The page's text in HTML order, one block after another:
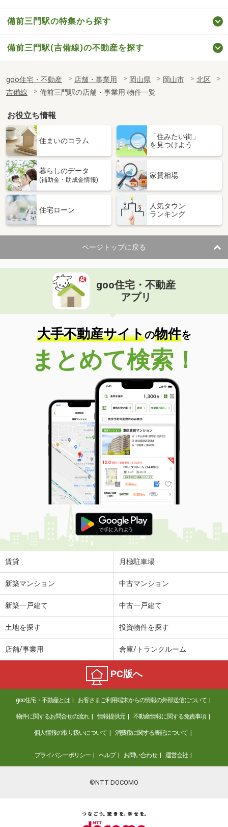
備前三門駅の特集から探す
備前三門駅(吉備線)の不動産を探す
goo住宅・不動産 店舗・事業用 岡山県 岡山市
北区
吉備線
備前三門駅の店舗・事業用 物件一覧
お役立ち情報
住まいのコラム
「住みたい街」
を見つけよう
暮らしのデータ
(補助金・助成金情報)
家賃相場
住宅ローン
人気タウン
ランキング
ページトップに戻る
goo住宅・不動産
アプリ
大手不動産サイトの物件を
まとめて検索！
賃貸 月極駐車場
新築マンション 中古マンション
新築一戸建て 中古一戸建て
土地を探す 投資物件を探す
店舗/事業用 倉庫/トランクルーム
PC版へ
goo住宅・不動産とは お客さまご利用端末からの情報の外部送信について
物件に関するお問合せの流れ 情報提供元 不動産情報に関する免責事項
個人情報の取り扱いについて 消費税に関する表記について
プライバシーポリシー ヘルプ お問い合わせ 運営会社
©NTT DOCOMO